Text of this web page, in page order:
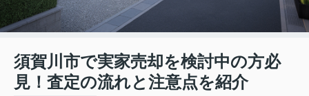
須賀川市で実家売却を検討中の方必
見！査定の流れと注意点を紹介